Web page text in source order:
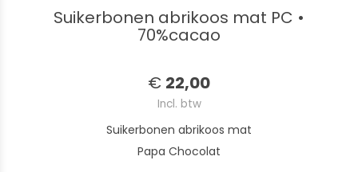
Suikerbonen abrikoos mat PC •
70%cacao
€ 22,00
Incl. btw
Suikerbonen abrikoos mat
Papa Chocolat